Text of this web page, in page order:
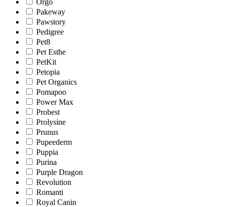
Pakeway
Pawstory
Pedigree
Pet8
Pet Esthe
PetKit
Petopia
Pet Organics
Pomapoo
Power Max
Probest
Prolysine
Prunus
Pupeederm
Puppia
Purina
Purple Dragon
Revolution
Romanti
Royal Canin